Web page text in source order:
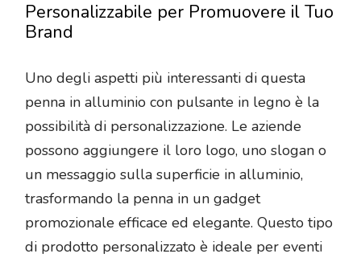
Personalizzabile per Promuovere il Tuo
Brand
Uno degli aspetti più interessanti di questa
penna in alluminio con pulsante in legno è la
possibilità di personalizzazione. Le aziende
possono aggiungere il loro logo, uno slogan o
un messaggio sulla superficie in alluminio,
trasformando la penna in un gadget
promozionale efficace ed elegante. Questo tipo
di prodotto personalizzato è ideale per eventi